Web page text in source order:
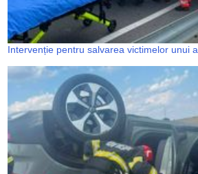
Intervenție pentru salvarea victimelor unui